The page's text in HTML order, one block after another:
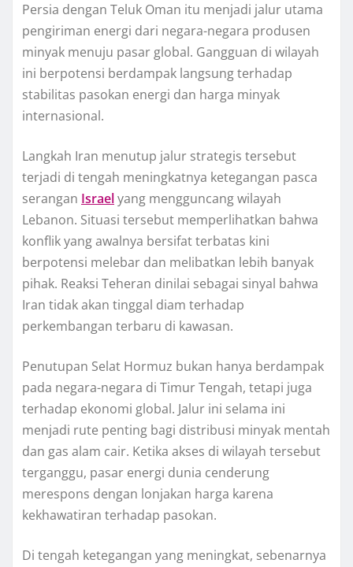
Persia dengan Teluk Oman itu menjadi jalur utama
pengiriman energi dari negara-negara produsen
minyak menuju pasar global. Gangguan di wilayah
ini berpotensi berdampak langsung terhadap
stabilitas pasokan energi dan harga minyak
internasional.
Langkah Iran menutup jalur strategis tersebut
terjadi di tengah meningkatnya ketegangan pasca
serangan Israelyang mengguncang wilayah
Lebanon. Situasi tersebut memperlihatkan bahwa
konflik yang awalnya bersifat terbatas kini
berpotensi melebar dan melibatkan lebih banyak
pihak. Reaksi Teheran dinilai sebagai sinyal bahwa
Iran tidak akan tinggal diam terhadap
perkembangan terbaru di kawasan.
Penutupan Selat Hormuz bukan hanya berdampak
pada negara-negara di Timur Tengah, tetapi juga
terhadap ekonomi global. Jalur ini selama ini
menjadi rute penting bagi distribusi minyak mentah
dan gas alam cair. Ketika akses di wilayah tersebut
terganggu, pasar energi dunia cenderung
merespons dengan lonjakan harga karena
kekhawatiran terhadap pasokan.
Di tengah ketegangan yang meningkat, sebenarnya